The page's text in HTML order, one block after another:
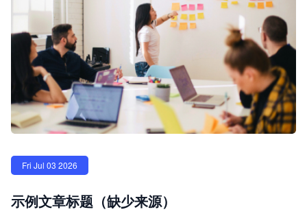
Fri Jul 03 2026
示例文章标题（缺少来源）